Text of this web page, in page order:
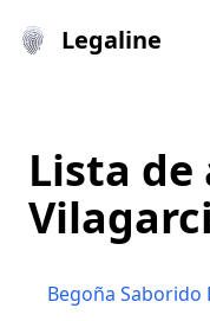
Legaline
Lista de
Begoña Saborido